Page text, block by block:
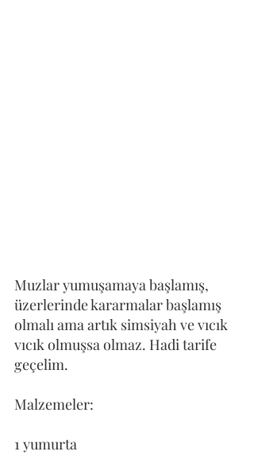
Muzlar yumuşamaya başlamış,
üzerlerinde kararmalar başlamış
olmalı ama artık simsiyah ve vıcık
vıcık olmuşsa olmaz. Hadi tarife
geçelim.
Malzemeler:
1 yumurta